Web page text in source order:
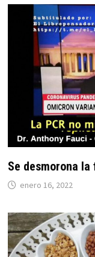
Se desmorona
enero 16, 2022